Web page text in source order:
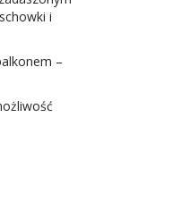
i
–